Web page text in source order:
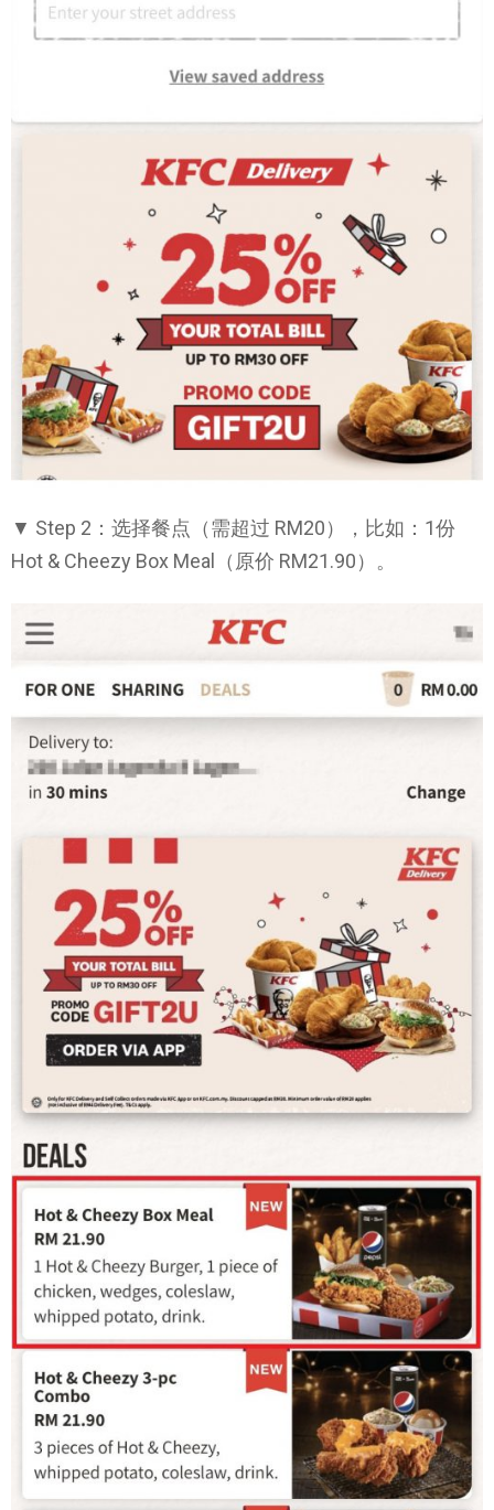
▼ Step 2：选择餐点（需超过 RM20），比如：1份
Hot & Cheezy Box Meal（原价 RM21.90）。